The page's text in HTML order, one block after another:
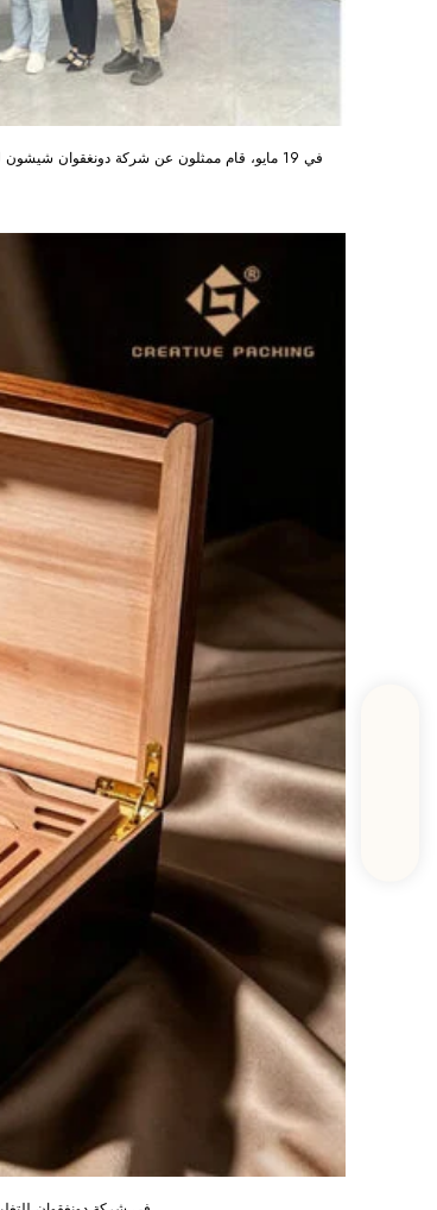
في 19 مايو، قام ممثلون عن شركة دونغقوان